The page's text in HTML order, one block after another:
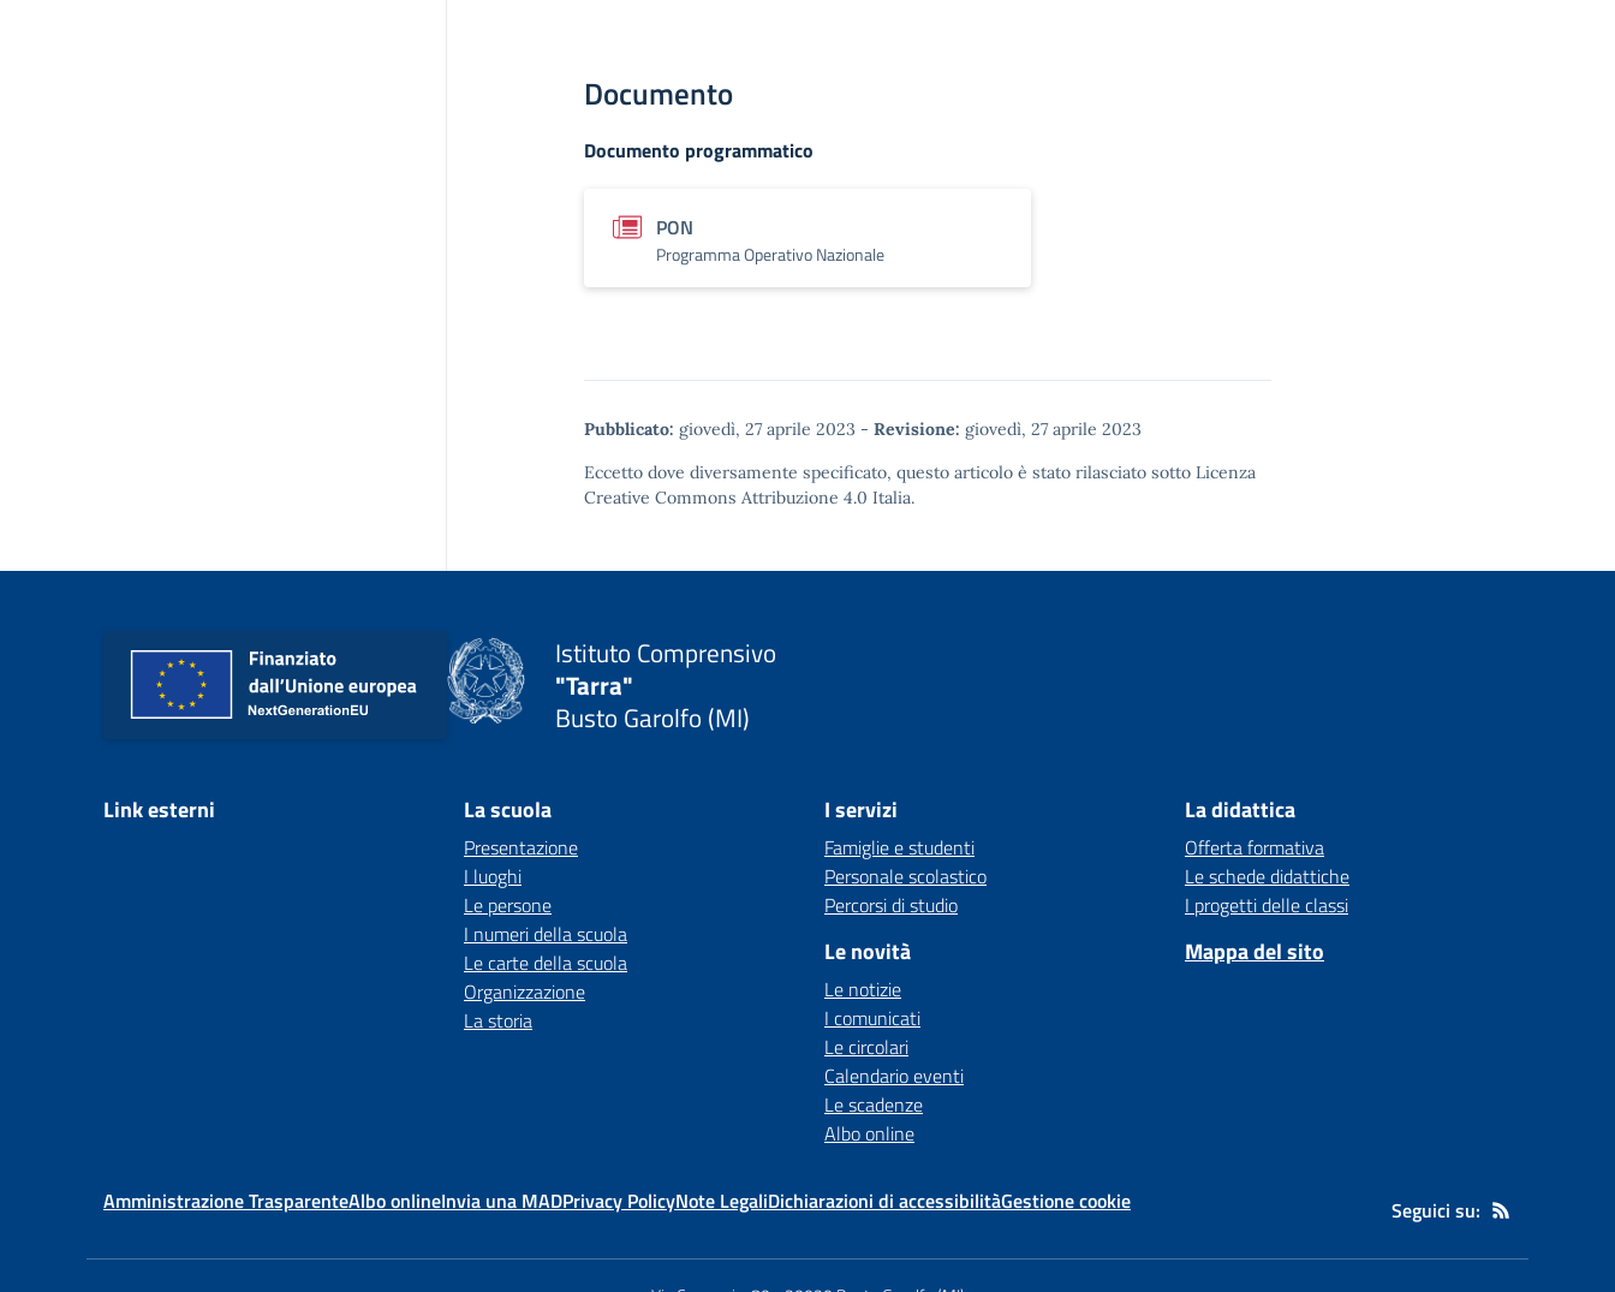
Documento
Documento programmatico
PON
Programma Operativo Nazionale
Pubblicato: giovedì, 27 aprile 2023 - Revisione: giovedì, 27 aprile 2023
Eccetto dove diversamente specificato, questo articolo è stato rilasciato sotto Licenza
Creative Commons Attribuzione 4.0 Italia.
Istituto Comprensivo
"Tarra"
Busto Garolfo (MI)
Link esterni La scuola
Presentazione
I luoghi
Le persone
I numeri della scuola
Le carte della scuola
Organizzazione
La storia
I servizi
Famiglie e studenti
Personale scolastico
Percorsi di studio
Le novità
Le notizie
I comunicati
Le circolari
Calendario eventi
Le scadenze
Albo online
La didattica
Offerta formativa
Le schede didattiche
I progetti delle classi
Mappa del sito
Amministrazione TrasparenteAlbo onlineInvia una MADPrivacy PolicyNote LegaliDichiarazioni di accessibilitàGestione cookie Seguici su: